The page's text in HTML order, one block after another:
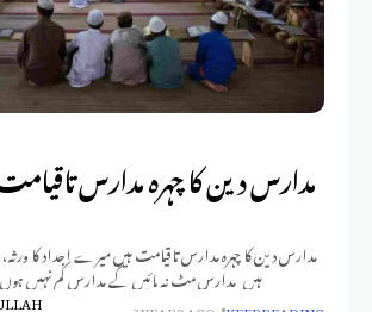
مدارس دین کا چہرہ مدارس
مدارس دین کا چہرہ مدارس تاقیامت ہیں میرے اجداد کا
ہیں مدارس مٹ نہ پائیں گے مدارس کم نہیں